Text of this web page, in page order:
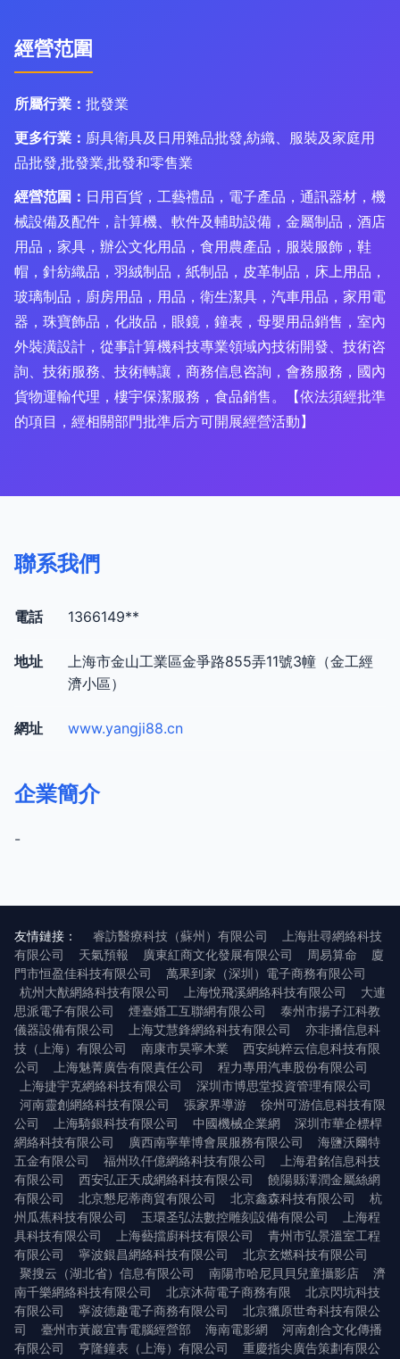
經營范圍
所屬行業： 批發業
更多行業： 廚具衛具及日用雜品批發,紡織、服裝及家庭用
品批發,批發業,批發和零售業
經營范圍： 日用百貨，工藝禮品，電子產品，通訊器材，機
械設備及配件，計算機、軟件及輔助設備，金屬制品，酒店
用品，家具，辦公文化用品，食用農產品，服裝服飾，鞋
帽，針紡織品，羽絨制品，紙制品，皮革制品，床上用品，
玻璃制品，廚房用品，用品，衛生潔具，汽車用品，家用電
器，珠寶飾品，化妝品，眼鏡，鐘表，母嬰用品銷售，室內
外裝潢設計，從事計算機科技專業領域內技術開發、技術咨
詢、技術服務、技術轉讓，商務信息咨詢，會務服務，國內
貨物運輸代理，樓宇保潔服務，食品銷售。【依法須經批準
的項目，經相關部門批準后方可開展經營活動】
聯系我們
電話 1366149**
地址
上海市金山工業區金爭路855弄11號3幢（金工經
濟小區）
網址 www.yangji88.cn
企業簡介
-
友情鏈接： 睿訪醫療科技（蘇州）有限公司
上海壯尋網絡科技
有限公司
天氣預報 廣東紅商文化發展有限公司 周易算命
廈
門市恒盈佳科技有限公司
萬果到家（深圳）電子商務有限公司
杭州大猷網絡科技有限公司
上海悅飛溪網絡科技有限公司
大連
思派電子有限公司
煙臺婚工互聯網有限公司
泰州市揚子江科教
儀器設備有限公司
上海艾慧鋒網絡科技有限公司
亦非播信息科
技（上海）有限公司
南康市昊寧木業
西安純粹云信息科技有限
公司
上海魅菁廣告有限責任公司
程力專用汽車股份有限公司
上海捷宇克網絡科技有限公司
深圳市博思堂投資管理有限公司
河南靈創網絡科技有限公司
張家界導游
徐州可游信息科技有限
公司
上海騎銀科技有限公司 中國機械企業網
深圳市華企標桿
網絡科技有限公司
廣西南寧華博會展服務有限公司
海鹽沃爾特
五金有限公司
福州玖仟億網絡科技有限公司
上海君銘信息科技
有限公司
西安弘正天成網絡科技有限公司
饒陽縣澤潤金屬絲網
有限公司
北京懇尼蒂商貿有限公司 北京鑫森科技有限公司
杭
州瓜蕉科技有限公司
玉環圣弘法數控雕刻設備有限公司
上海程
具科技有限公司
上海藝擋廚科技有限公司
青州市弘景溫室工程
有限公司
寧波銀昌網絡科技有限公司
北京玄燃科技有限公司
聚搜云（湖北省）信息有限公司
南陽市哈尼貝貝兒童攝影店
濟
南千樂網絡科技有限公司
北京沐荷電子商務有限
北京閃坑科技
有限公司
寧波德趣電子商務有限公司
北京獵原世奇科技有限公
司
臺州市黃巖宜青電腦經營部 海南電影網
河南創合文化傳播
有限公司
亨隆鐘表（上海）有限公司
重慶指尖廣告策劃有限公